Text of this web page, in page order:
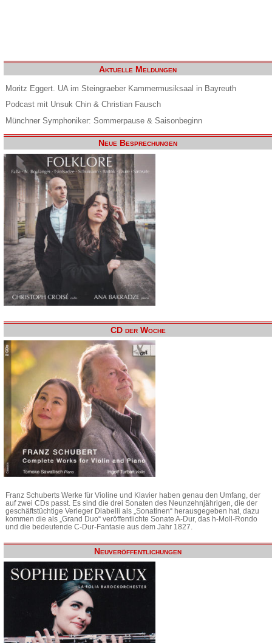
Aktuelle Meldungen
Moritz Eggert. UA im Steingraeber Kammermusiksaal in Bayreuth
Podcast mit Unsuk Chin & Christian Fausch
Münchner Symphoniker: Sommerpause & Saisonbeginn
Neue Besprechungen
CD der Woche
Franz Schuberts Werke für Violine und Klavier haben genau den Umfang, der
auf zwei CDs passt. Es sind die drei Sonaten des Neunzehnjährigen, die der
geschäftstüchtige Verleger Diabelli als „Sonatinen“ herausgegeben hat, dazu
kommen die als „Grand Duo“ veröffentlichte Sonate A-Dur, das h-Moll-Rondo
und die bedeutende C-Dur-Fantasie aus dem Jahr 1827.
Neuveröffentlichungen